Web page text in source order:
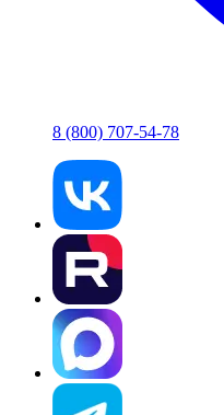
8 (800) 707-54-78